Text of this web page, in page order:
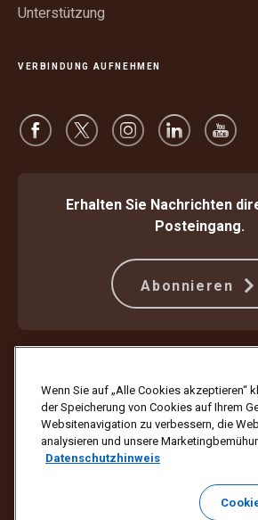
Unterstützung
VERBINDUNG AUFNEHMEN
Erhalten Sie Nachrichten
Posteingang.
Abonnieren
Cookie-Einstellungen
Copyright ©1994–2026 United Parcel
Rechte vorbehalten. Sie möchten keine E-
, um Ihre UPS E-Mail-
oder wenn Sie keine Marketing-E-Mails
Wenn Sie auf „Alle Cookies akzeptieren“
der Speicherung von Cookies auf Ihrem
Websitenavigation zu verbessern, die
analysieren und unsere
Datenschutzhinweis